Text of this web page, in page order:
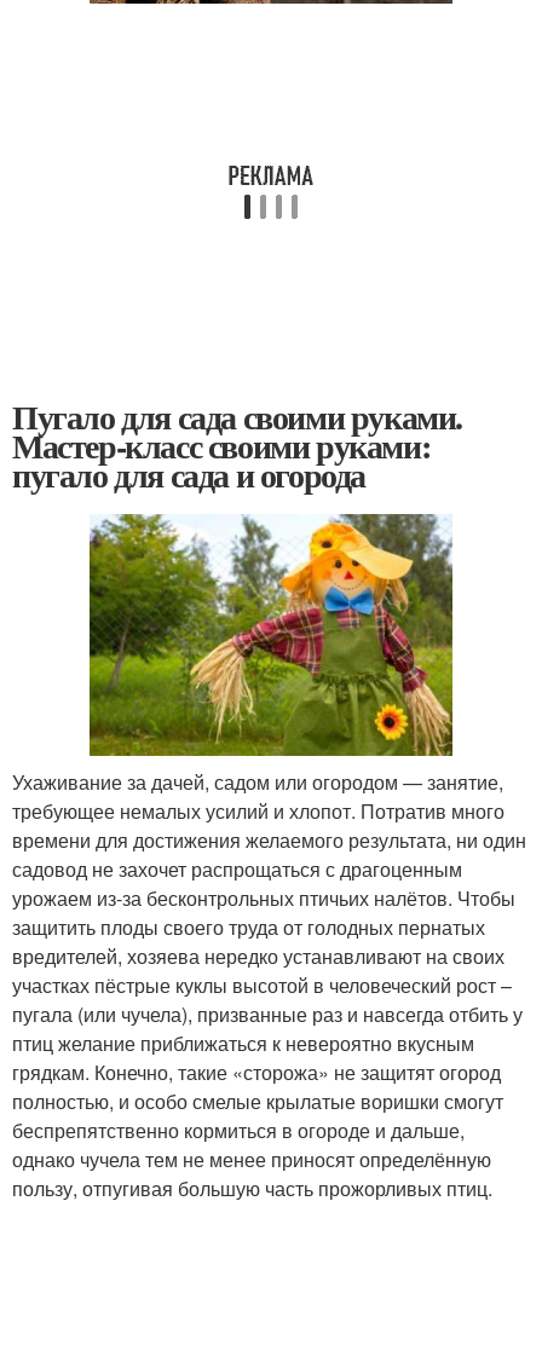
Пугало для сада своими руками.
Мастер-класс своими руками:
пугало для сада и огорода
Ухаживание за дачей, садом или огородом — занятие,
требующее немалых усилий и хлопот. Потратив много
времени для достижения желаемого результата, ни один
садовод не захочет распрощаться с драгоценным
урожаем из-за бесконтрольных птичьих налётов. Чтобы
защитить плоды своего труда от голодных пернатых
вредителей, хозяева нередко устанавливают на своих
участках пёстрые куклы высотой в человеческий рост –
пугала (или чучела), призванные раз и навсегда отбить у
птиц желание приближаться к невероятно вкусным
грядкам. Конечно, такие «сторожа» не защитят огород
полностью, и особо смелые крылатые воришки смогут
беспрепятственно кормиться в огороде и дальше,
однако чучела тем не менее приносят определённую
пользу, отпугивая большую часть прожорливых птиц.